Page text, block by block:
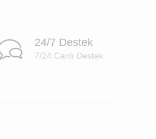
24/7 Destek
7/24 Canlı Destek